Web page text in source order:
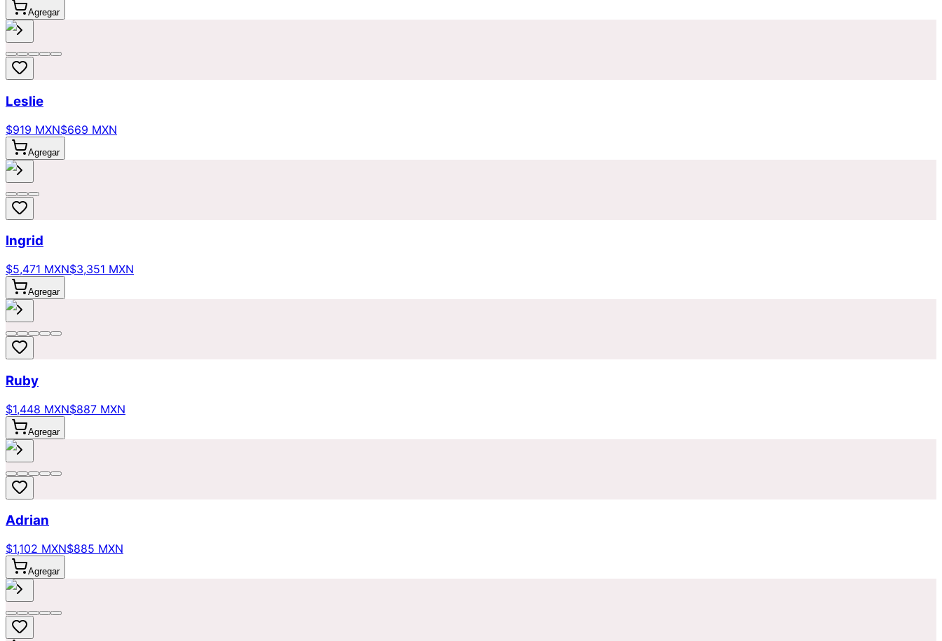
Agregar
Leslie
$919 MXN$669 MXN
Agregar
Ingrid
$5,471 MXN$3,351 MXN
Agregar
Ruby
$1,448 MXN$887 MXN
Agregar
Adrian
$1,102 MXN$885 MXN
Agregar